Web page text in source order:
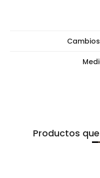
Productos